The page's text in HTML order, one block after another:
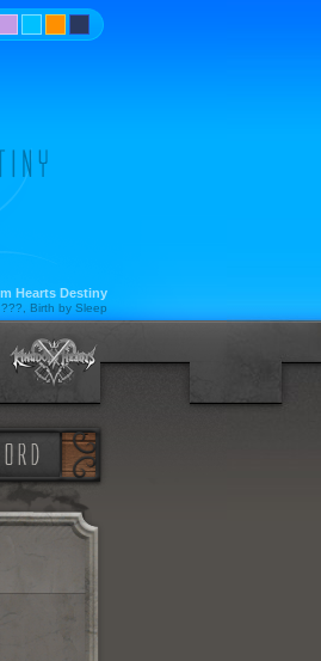
Hearts Destiny
Birth by Sleep